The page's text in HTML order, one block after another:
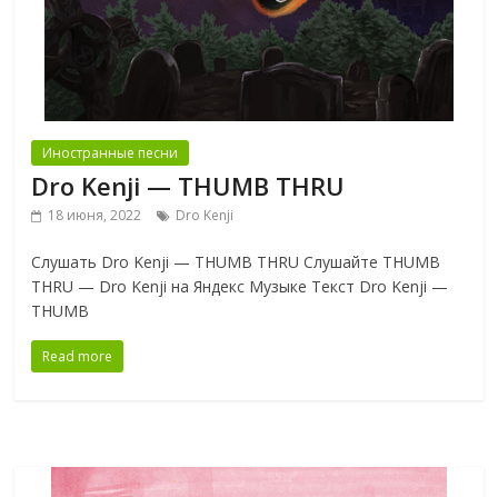
Иностранные песни
Dro Kenji — THUMB THRU
18 июня, 2022 Dro Kenji
Слушать Dro Kenji — THUMB THRU Слушайте THUMB
THRU — Dro Kenji на Яндекс Музыке Текст Dro Kenji —
THUMB
Read more